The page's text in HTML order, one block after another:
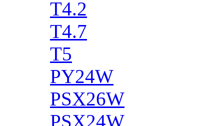
T4.2
T4.7
T5
PY24W
PSX26W
PSX24W